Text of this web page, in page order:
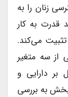
زنان را به
قدرت به کار
می‌کند.
از سه متغیر
دارایی و
به بررسی